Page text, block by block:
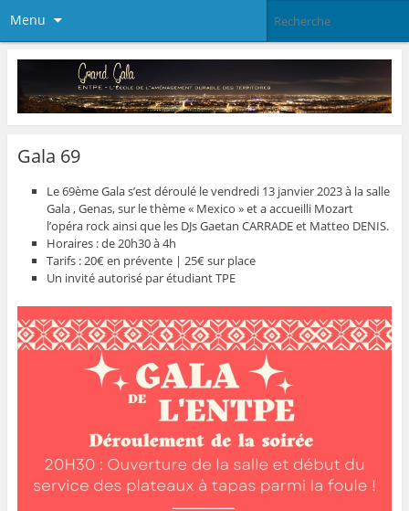
Menu
Gala 69
Le 69ème Gala s’est déroulé le vendredi 13 janvier 2023 à la salle
Gala , Genas, sur le thème « Mexico » et a accueilli Mozart
l’opéra rock ainsi que les DJs Gaetan CARRADE et Matteo DENIS.
Horaires : de 20h30 à 4h
Tarifs : 20€ en prévente | 25€ sur place
Un invité autorisé par étudiant TPE